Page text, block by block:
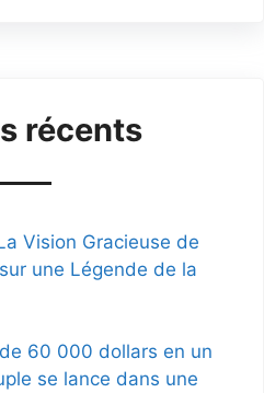
récents
Vision Gracieuse de
une Légende de la
60 000 dollars en un
se lance dans une